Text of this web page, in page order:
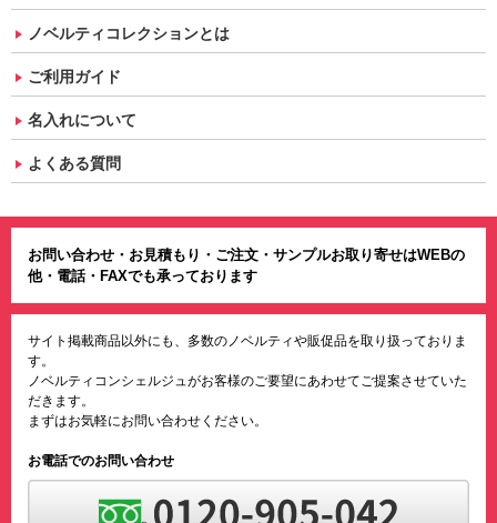
ノベルティコレクションとは
ご利用ガイド
名入れについて
よくある質問
お問い合わせ・お見積もり・ご注文・サンプルお取り寄せはWEBの
他・電話・FAXでも承っております
サイト掲載商品以外にも、多数のノベルティや販促品を取り扱っておりま
す。
ノベルティコンシェルジュがお客様のご要望にあわせてご提案させていた
だきます。
まずはお気軽にお問い合わせください。
お電話でのお問い合わせ